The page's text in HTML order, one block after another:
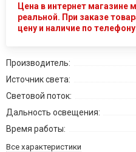
Цена в интернет магазине
реальной. При заказе
цену и наличие по
Производитель:
Источник света:
Световой поток:
Дальность освещения:
Время работы:
Все характеристики